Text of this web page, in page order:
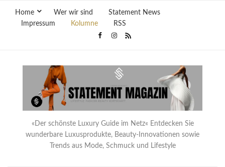
Home Wer wir sind
Statement News
Impressum
Kolumne RSS
«Der schönste Luxury Guide im Netz« Entdecken Sie
wunderbare Luxusprodukte, Beauty-Innovationen sowie
Trends aus Mode, Schmuck und Lifestyle